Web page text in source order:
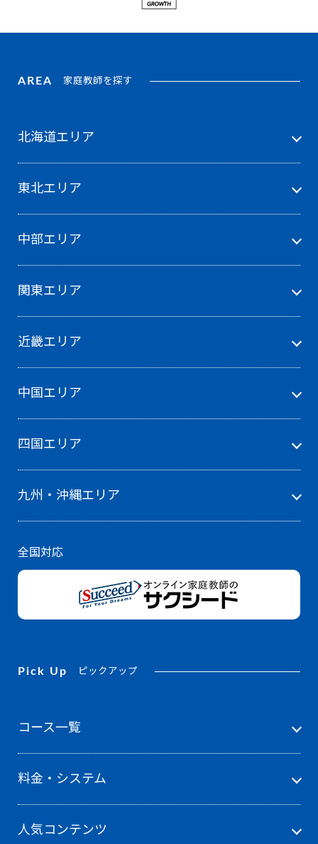
AREA 家庭教師を探す
北海道エリア
東北エリア
中部エリア
関東エリア
近畿エリア
中国エリア
四国エリア
九州・沖縄エリア
全国対応
Pick Up ピックアップ
料金・システム
コース一覧
人気コンテンツ